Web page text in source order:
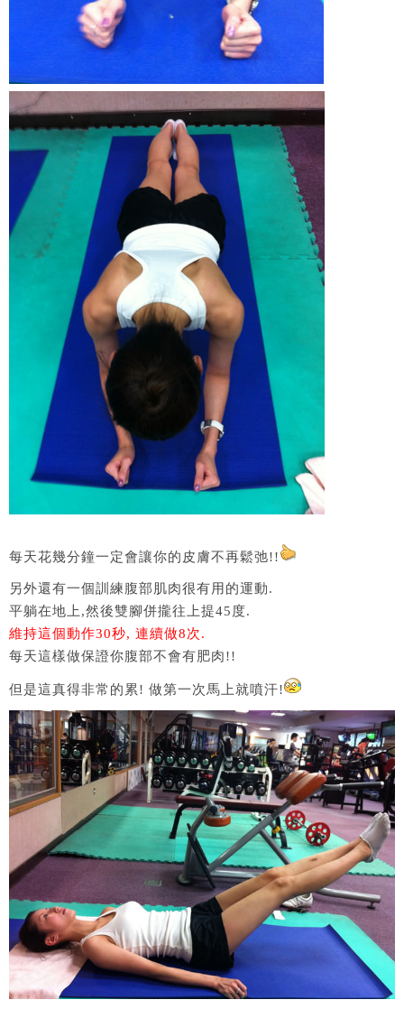
每天花幾分鐘一定會讓你的皮膚不再鬆弛!!
另外還有一個訓練腹部肌肉很有用的運動.
平躺在地上,然後雙腳併攏往上提45度.
維持這個動作30秒, 連續做8次.
每天這樣做保證你腹部不會有肥肉!!
但是這真得非常的累! 做第一次馬上就噴汗!